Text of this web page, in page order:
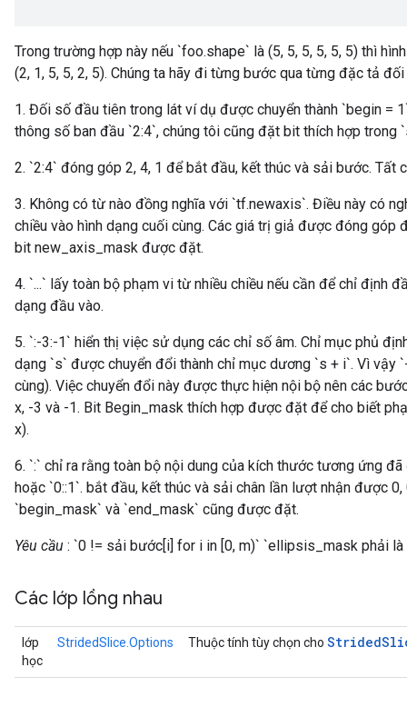
Trong trường hợp này nếu `foo.shape` là (5, 5, 5, 5, 5, 5) thì
(2, 1, 5, 5, 2, 5). Chúng ta hãy đi từng bước qua từng đặc tả
1. Đối số đầu tiên trong lát ví dụ được chuyển thành `begin =
thông số ban đầu `2:4`, chúng tôi cũng đặt bit thích hợp trong
2. `2:4` đóng góp 2, 4, 1 để bắt đầu, kết thúc và sải bước. Tất
3. Không có từ nào đồng nghĩa với `tf.newaxis`. Điều này có
chiều vào hình dạng cuối cùng. Các giá trị giả được đóng góp
bit new_axis_mask được đặt.
4. `...` lấy toàn bộ phạm vi từ nhiều chiều nếu cần để chỉ định
dạng đầu vào.
5. `:-3:-1` hiển thị việc sử dụng các chỉ số âm. Chỉ mục phủ
dạng `s` được chuyển đổi thành chỉ mục dương `s + i`. Vì vậy
cùng). Việc chuyển đổi này được thực hiện nội bộ nên các
x, -3 và -1. Bit Begin_mask thích hợp được đặt để cho biết
x).
6. `:` chỉ ra rằng toàn bộ nội dung của kích thước tương ứng
hoặc `0::1`. bắt đầu, kết thúc và sải chân lần lượt nhận được
`begin_mask` và `end_mask` cũng được đặt.
Yêu cầu : `0 != sải bước[i] for i in [0, m)` `ellipsis_mask phải
Các lớp lồng nhau
lớp
học
StridedSlice.Options Thuộc tính tùy chọn cho Strided